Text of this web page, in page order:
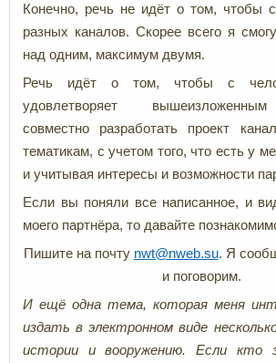
Конечно, речь не идёт о том, чтобы
разных каналов. Скорее всего я
над одним, максимум двумя.
Речь идёт о том, чтобы с
удовлетворяет
совместно разработать проект
тематикам, с учетом того, что есть у
и учитывая интересы и возможности
Если вы поняли все написанное, и
моего партнёра, то давайте
Пишите на почту nwt@nweb.su. Я
и поговорим.
И ещё одна тема, которая меня
издать в электронном виде
истории и вооружению. Если кто